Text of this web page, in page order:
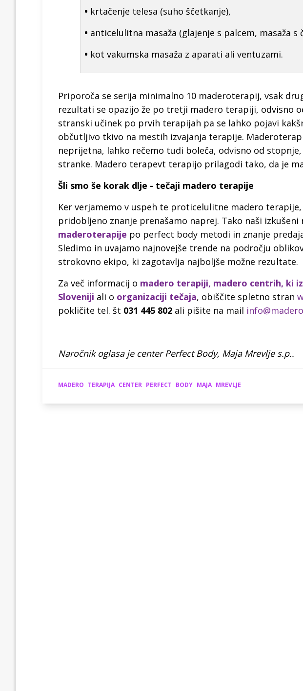
• krtačenje telesa (suho ščetkanje),
• anticelulitna masaža (glajenje s palcem, masaža s
• kot vakumska masaža z aparati ali ventuzami.
Priporoča se serija minimalno 10 maderoterapij, vsak
rezultati se opazijo že po tretji madero terapiji, odvisno
stranski učinek po prvih terapijah pa se lahko pojavi
občutljivo tkivo na mestih izvajanja terapije.
neprijetna, lahko rečemo tudi boleča, odvisno od
stranke. Madero terapevt terapijo prilagodi tako, da je
Šli smo še korak dlje - tečaji madero terapije
Ker verjamemo v uspeh te proticelulitne madero
pridobljeno znanje prenašamo naprej. Tako naši izkušeni
maderoterapije po perfect body metodi in znanje
Sledimo in uvajamo najnovejše trende na področju
strokovno ekipo, ki zagotavlja najboljše možne rezultate.
Za več informacij o madero terapiji, madero centrih, ki
Sloveniji ali o organizaciji tečaja, obiščite spletno stran
pokličite tel. št 031 445 802 ali pišite na mail
Naročnik oglasa je center Perfect Body, Maja Mrevlje s.p..
MADERO TERAPIJA CENTER PERFECT BODY MAJA MREVLJE